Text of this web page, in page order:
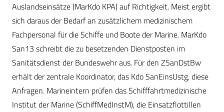
Auslandseinsätze (MarKdo KPA) auf Richtigkeit. Meist ergibt
sich daraus der Bedarf an zusätzlichem medizinischem
Fachpersonal für die Schiffe und Boote der Marine. MarKdo
San13 schreibt die zu besetzenden Dienstposten im
Sanitätsdienst der Bundeswehr aus. Für den ZSanDstBw
erhält der zentrale Koordinator, das Kdo SanEinsUstg, diese
Anfragen. Marineintern prüfen das Schifffahrtmedizinische
Institut der Marine (SchiffMedInstM), die Einsatzflottillen